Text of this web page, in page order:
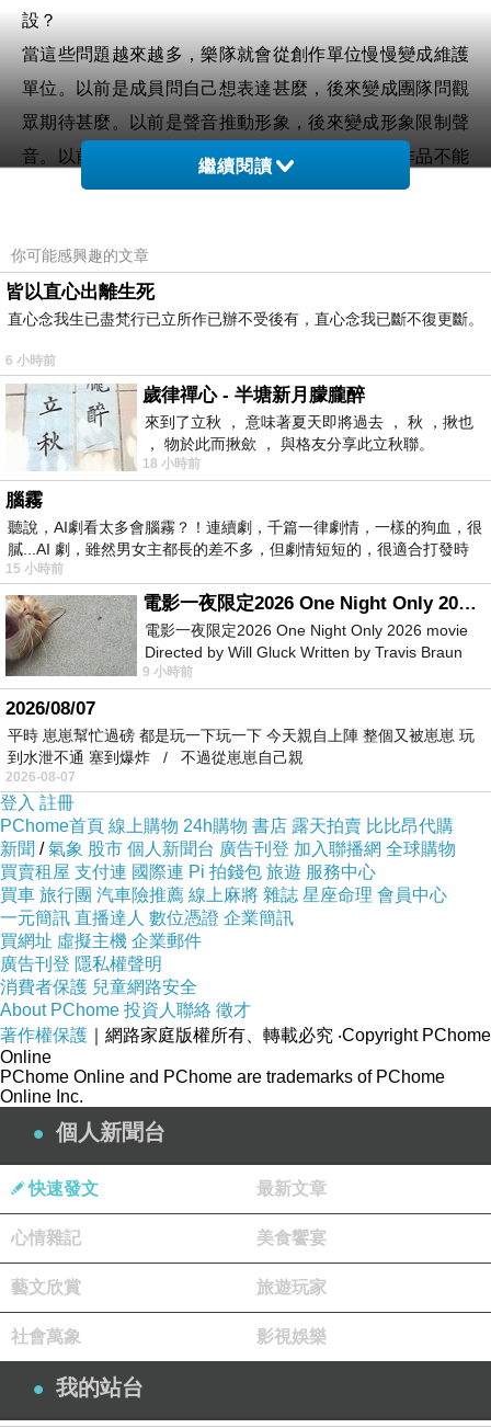
設？
當這些問題越來越多，樂隊就會從創作單位慢慢變成維護
單位。以前是成員問自己想表達甚麼，後來變成團隊問觀
眾期待甚麼。以前是聲音推動形象，後來變成形象限制聲
音。以前是作品自然生出風格，後來是品牌要求作品不能
偏離太遠。這個轉變不一定會立刻令音樂變差，但它會慢
音樂一旦失去冒險感，就算仍然好聽，也會開始變得安
全。安全的歌不一定難聽，甚至可能很專業，編曲完整，
旋律順耳，錄音漂亮，舞台成熟。但聽者會感覺到，這些
作品好像沒有真正推開任何門。它們從一套已經證明有效
的品牌邏輯裡生成。這時候，音樂仍然存在，但它更像品
牌內容，不是作品。
品牌最厲害的地方是它能夠延長一隊樂隊的商業生命。即
使創作高峰已經過去，只要名字仍有價值，樂隊仍然可以
巡演、出紀念品、發精選、做聯乘、推出紀念版專輯，甚
至用昔日作品重新包裝不同年代的懷舊情緒。這些事情未
必錯。對歌迷來說，能夠重新聽到那些歌，本身就是一種
情感延續。對樂隊成員來說，過去的作品也是他們生命的
一部分，他們有權繼續使用它。問題是當樂隊的主要能量
是來自維持舊符號，那它就已經不再是一個向前生長的創
作體，而比較像一座流動博物館。
流動博物館仍然有價值，但它跟活著的樂隊不同。活著的
樂隊會犯錯，會改變，會走偏，會讓歌迷不適應，甚至會
出現令人爭議的作品。這些不穩定正是生命跡象。相反，
完全品牌化的樂隊會避免太大風險，因為每一次偏離都可
能傷害既有形象。觀眾想要熟悉，市場想要穩定，管理團
隊想要可預測，於是樂隊慢慢被自己的成功困住。它不敢
真正改變。
這也是為何很多樂隊在成名後，最難處理的是如何不被
「自己」困死。一隊樂隊一旦被觀眾貼上標籤，就會開始
承受一種溫柔的囚禁。歌迷會說：「我喜歡你們以前那種
感覺。」公司會說：「這才是你們最有市場的方向。」媒
體會說：「你們代表某一代人的青春。」這些話聽起來像
讚美，但背後都在要求樂隊留在某個時期。可是創作者如
果真的還活著，就不可能永遠停在同一個年齡、同一種憤
怒、同一種浪漫或同一種失落裡。
當樂隊變成品牌，成員自身也會變成品牌的一部分。主唱
代表某種人格；結他手代表某種姿態；整隊樂隊的服裝、
說話方式、舞台動作、社交媒體內容都會被納入整體形象
管理。久而久之，成員可能會分不清自己是在創作，還是
繼續閱讀
你可能感興趣的文章
皆以直心出離生死
直心念我生已盡梵行已立所作已辦不受後有，直心念我已斷不復更斷。
6 小時前
歲律禪心 - 半塘新月朦朧醉
來到了立秋 ， 意味著夏天即將過去 ， 秋 ，揪也
， 物於此而揪歛 ， 與格友分享此立秋聯。
18 小時前
腦霧
聽說，AI劇看太多會腦霧？！連續劇，千篇一律劇情，一樣的狗血，很
膩...AI 劇，雖然男女主都長的差不多，但劇情短短的，很適合打發時
15 小時前
電影一夜限定2026 One Night Only 2026 movie
電影一夜限定2026 One Night Only 2026 movie
Directed by Will Gluck Written by Travis Braun
Starring Monica Barbaro
9 小時前
2026/08/07
平時 崽崽幫忙過磅 都是玩一下玩一下 今天親自上陣 整個又被崽崽 玩
到水泄不通 塞到爆炸 / 不過從崽崽自己親
2026-08-07
登入 註冊
PChome首頁 線上購物 24h購物 書店 露天拍賣 比比昂代購
新聞 /氣象 股市 個人新聞台 廣告刊登 加入聯播網 全球購物
買賣租屋 支付連 國際連 Pi 拍錢包 旅遊 服務中心
買車 旅行團 汽車險推薦 線上麻將 雜誌 星座命理 會員中心
一元簡訊 直播達人 數位憑證 企業簡訊
買網址 虛擬主機 企業郵件
廣告刊登 隱私權聲明
消費者保護 兒童網路安全
About PChome 投資人聯絡 徵才
著作權保護 ｜網路家庭版權所有、轉載必究 ‧Copyright PChome
Online
PChome Online and PChome are trademarks of PChome
Online Inc.
個人新聞台
快速發文 最新文章
心情雜記 美食饗宴
藝文欣賞 旅遊玩家
社會萬象 影視娛樂
我的站台